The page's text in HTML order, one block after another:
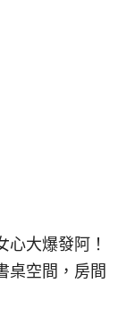
心大爆發阿！
桌空間，房間